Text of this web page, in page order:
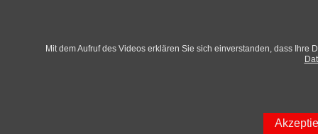
Mit dem Aufruf des Videos erklären Sie sich einverstanden, dass